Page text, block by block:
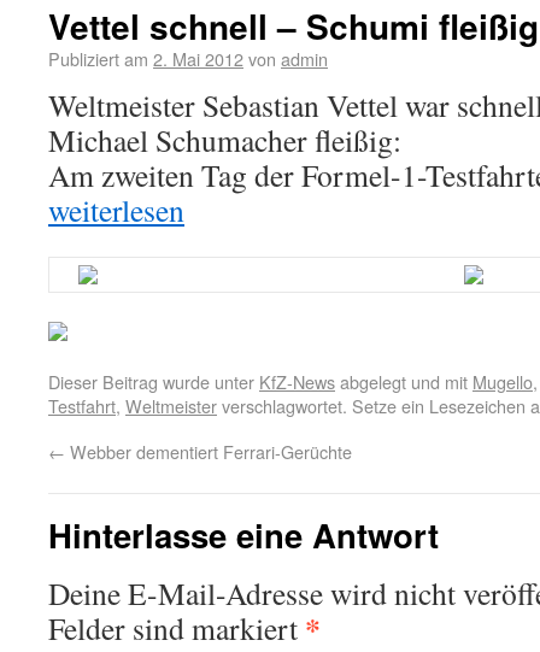
Vettel schnell – Schumi fleißig
Publiziert am 2. Mai 2012von admin
Weltmeister Sebastian Vettel war
Michael Schumacher fleißig:
Am zweiten Tag der Formel-1-
weiterlesen
Dieser Beitrag wurde unter KfZ-Newsabgelegt und mit Mugello
Testfahrt, Weltmeisterverschlagwortet. Setze ein Lesezeichen
← Webber dementiert Ferrari-Gerüchte
Hinterlasse eine Antwort
Deine E-Mail-Adresse wird nicht
Felder sind markiert *